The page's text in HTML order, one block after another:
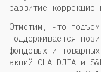
развитие
Отметим, что
поддерживается
фондовых и
акций США DJIA и